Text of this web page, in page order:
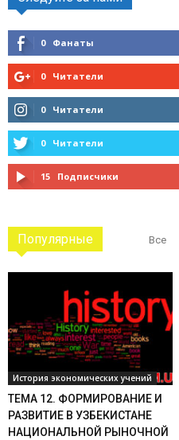
0 Фанаты
0 Читатели
0 Читатели
0 Читатели
15 Подписчики
Популярные Все
История экономических учений
ТЕМА 12. ФОРМИРОВАНИЕ И
РАЗВИТИЕ В УЗБЕКИСТАНЕ
НАЦИОНАЛЬНОЙ РЫНОЧНОЙ